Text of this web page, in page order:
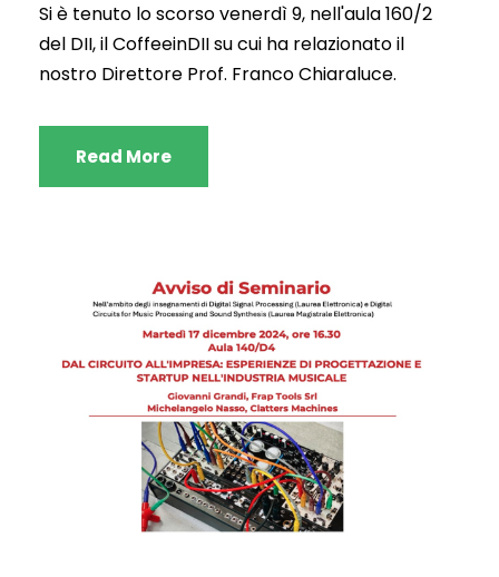
Si è tenuto lo scorso venerdì 9, nell'aula 160/2
del DII, il CoffeeinDII su cui ha relazionato il
nostro Direttore Prof. Franco Chiaraluce.
Read More